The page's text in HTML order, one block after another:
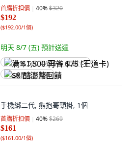
首購折扣價 40%$320
$192
($192.00/1個)
明天 8/7 (五) 預計送達
满 $1,500 再省 $75 (王道卡)
$8 酷澎幣回饋
手機綁二代, 熊抱哥頸掛, 1個
首購折扣價 40%$269
$161
($161.00/1個)